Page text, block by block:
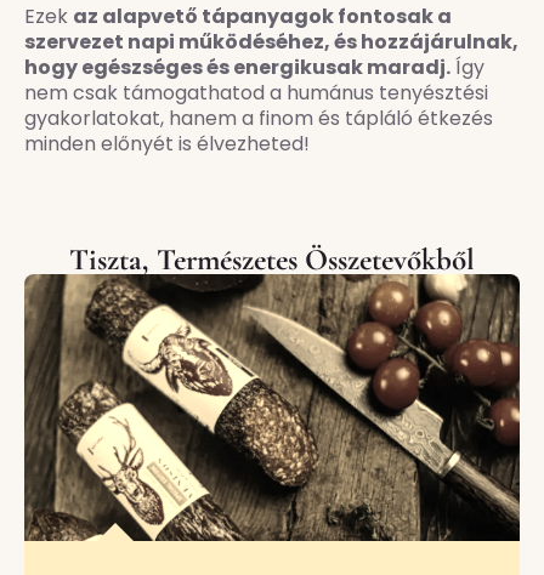
Ezek az alapvető tápanyagok fontosak a
szervezet napi működéséhez, és hozzájárulnak,
hogy egészséges és energikusak maradj.Így
nem csak támogathatod a humánus tenyésztési
gyakorlatokat, hanem a finom és tápláló étkezés
minden előnyét is élvezheted!
Tiszta, Természetes Összetevőkből